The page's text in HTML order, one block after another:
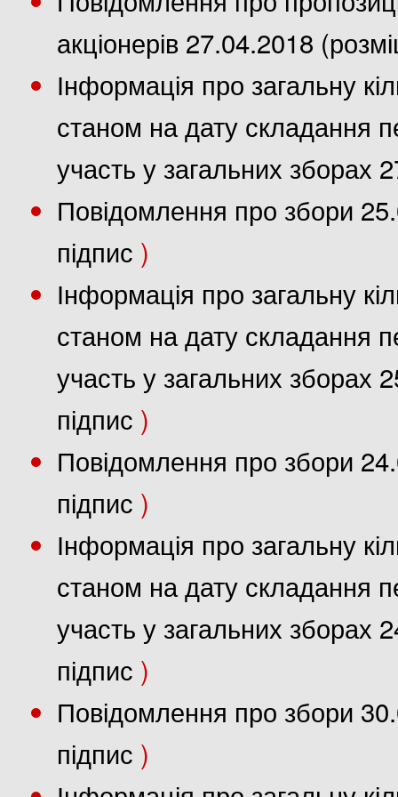
акціонерів 27.04.2018
Інформація про загальну
станом на дату складання
участь у загальних
Повідомлення про збори
підпис )
Інформація про загальну
станом на дату складання
участь у загальних
підпис )
Повідомлення про збори
підпис )
Інформація про загальну
станом на дату складання
участь у загальних
підпис )
Повідомлення про збори
підпис )